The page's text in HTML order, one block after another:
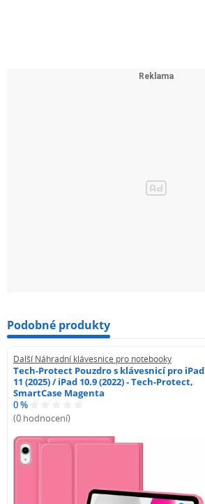
Podobné produkty
Další Náhradní klávesnice pro notebooky
Tech-Protect Pouzdro s klávesnicí pro iPad
11 (2025) / iPad 10.9 (2022) - Tech-Protect,
SmartCase Magenta
0 %
(0 hodnocení)